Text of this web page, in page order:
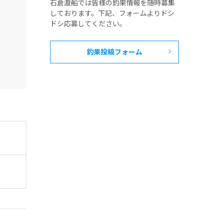
石倉渡船では皆様の釣果情報を随時募集
しております。下記、フォームよりドシ
ドシ応募してください。
釣果投稿フォーム